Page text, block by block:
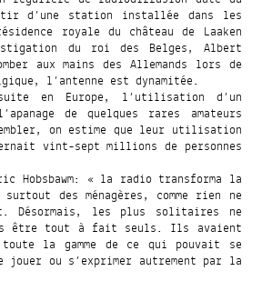
d’une station installée dans les
royale du château de Laaken
du roi des Belges, Albert
aux mains des Allemands lors de
l’antenne est dynamitée.
en Europe, l’utilisation d’un
de quelques rares amateurs
on estime que leur utilisation
vint-sept millions de personnes
Hobsbawm: « la radio transforma la
des ménagères, comme rien ne
Désormais, les plus solitaires ne
être tout à fait seuls. Ils avaient
la gamme de ce qui pouvait se
ou s’exprimer autrement par la